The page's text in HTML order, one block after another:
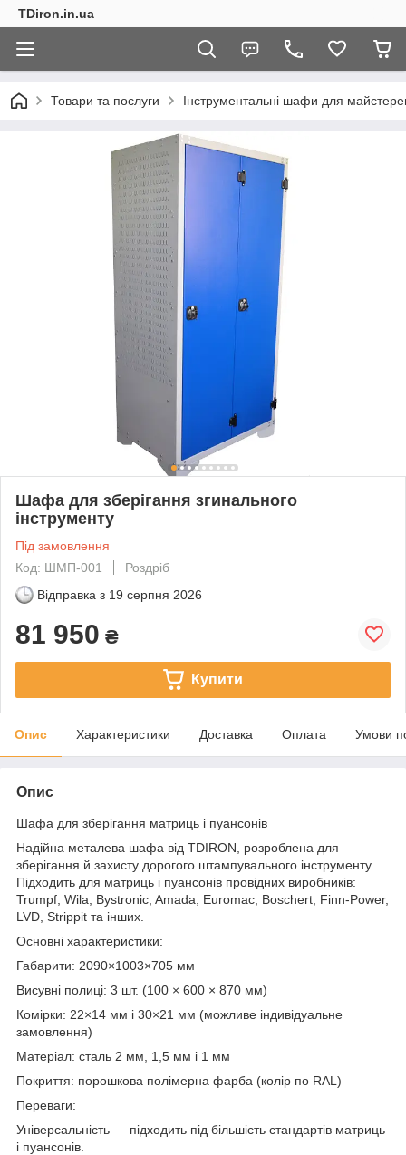
TDiron.in.ua
Товари та послуги Інструментальні шафи для
Шафа для зберігання згинального
інструменту
Під замовлення
Код: ШМП-001
Роздріб
Відправка з 19 серпня 2026
81 950 ₴
Купити
Опис Характеристики Доставка Оплата Умови
Опис
Шафа для зберігання матриць і пуансонів
Надійна металева шафа від TDIRON, розроблена для
зберігання й захисту дорогого штампувального інструменту.
Підходить для матриць і пуансонів провідних виробників:
Trumpf, Wila, Bystronic, Amada, Euromac, Boschert, Finn-Power,
LVD, Strippit та інших.
Основні характеристики:
Габарити: 2090×1003×705 мм
Висувні полиці: 3 шт. (100 × 600 × 870 мм)
Комірки: 22×14 мм і 30×21 мм (можливе індивідуальне
замовлення)
Матеріал: сталь 2 мм, 1,5 мм і 1 мм
Покриття: порошкова полімерна фарба (колір по RAL)
Переваги:
Універсальність — підходить під більшість стандартів матриць
і пуансонів.